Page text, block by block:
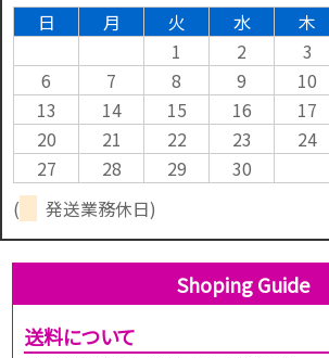
日 月 火 水 木
1
2 3
6
7 8 9 10
13
14 15 16 17
20
21 22 23 24
27
28 29
30
(
発送業務休日)
Shoping Guide
送料について